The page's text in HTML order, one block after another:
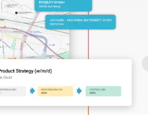
Über uns
Perbility
Offene
Stellen
Compliance
Kontakt